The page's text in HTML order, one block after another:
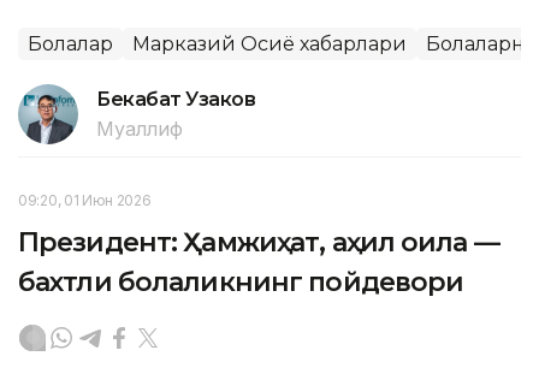
Болалар Марказий Осиё хабарлари
Бекабат Узаков
Муаллиф
09:20, 01 Июн 2026
Президент: Ҳамжиҳат, аҳил оила —
бахтли болаликнинг пойдевори